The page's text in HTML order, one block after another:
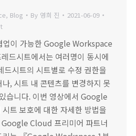
, Blog By 영희 진
2021-06-09
업이 가능한 Google Workspace
드시트에서는 여러명이 동시에
드시트의 시트별로 수정 권한을
, 시트 내 콘텐츠를 변경하지 못
습니다. 이번 영상에서 Google
트 보호에 대한 자세한 방법을
Cloud 프리미어 파트너